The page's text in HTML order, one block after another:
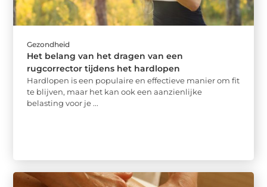
Gezondheid
Het belang van het dragen van een
rugcorrector tijdens het hardlopen
Hardlopen is een populaire en effectieve manier om fit
te blijven, maar het kan ook een aanzienlijke
belasting voor je ...